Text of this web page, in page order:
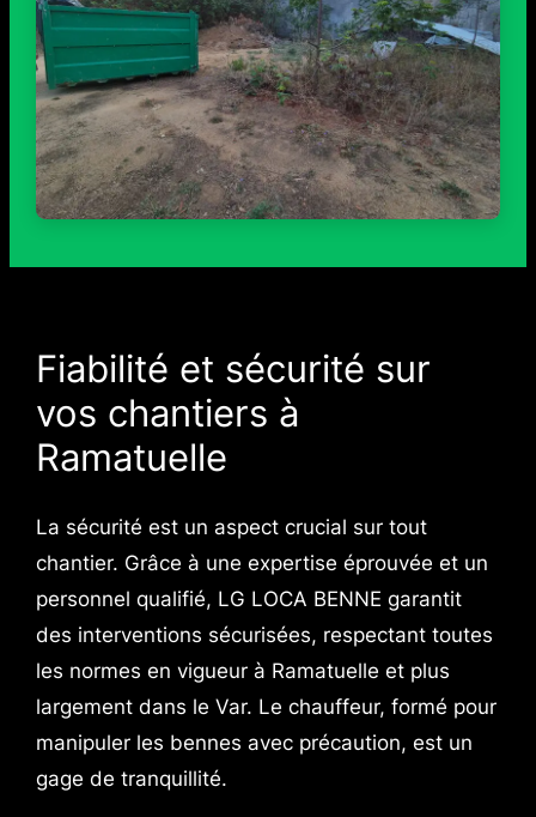
Fiabilité et sécurité sur
vos chantiers à
Ramatuelle
La sécurité est un aspect crucial sur tout
chantier. Grâce à une expertise éprouvée et un
personnel qualifié, LG LOCA BENNE garantit
des interventions sécurisées, respectant toutes
les normes en vigueur à Ramatuelle et plus
largement dans le Var. Le chauffeur, formé pour
manipuler les bennes avec précaution, est un
gage de tranquillité.